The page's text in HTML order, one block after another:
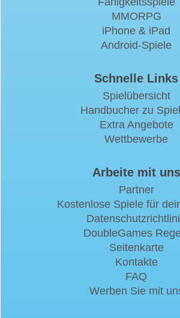
MMORPG
iPhone & iPad
Android-Spiele
Schnelle Links
Spielübersicht
Handbucher zu
Extra Angebote
Wettbewerbe
Arbeite mit uns
Partner
Kostenlose Spiele für
DoubleGames
Seitenkarte
Kontakte
FAQ
Werben Sie mit